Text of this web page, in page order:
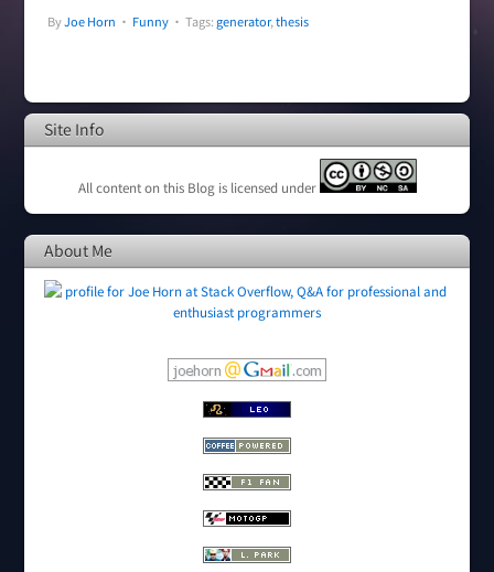
ByJoe Horn • Funny • Tags:generator,thesis
Site Info
All content on this Blog is licensed under
About Me